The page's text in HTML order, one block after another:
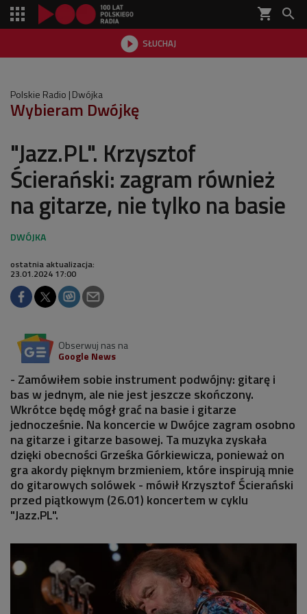
shopping_cart 
 SŁUCHAJ

Polskie Radio Dwójka
Wybieram Dwójkę
"Jazz.PL". Krzysztof
Ścierański: zagram również
na gitarze, nie tylko na basie
ostatnia aktualizacja:
23.01.2024 17:00
Obserwuj nas na
Google News
- Zamówiłem sobie instrument podwójny: gitarę i
bas w jednym, ale nie jest jeszcze skończony.
Wkrótce będę mógł grać na basie i gitarze
jednocześnie. Na koncercie w Dwójce zagram osobno
na gitarze i gitarze basowej. Ta muzyka zyskała
dzięki obecności Grześka Górkiewicza, ponieważ on
gra akordy pięknym brzmieniem, które inspirują mnie
do gitarowych solówek - mówił Krzysztof Ścierański
przed piątkowym (26.01) koncertem w cyklu
"Jazz.PL".